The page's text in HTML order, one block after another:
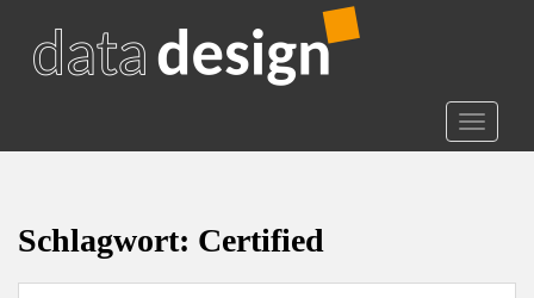
o
Schlagwort: Certified